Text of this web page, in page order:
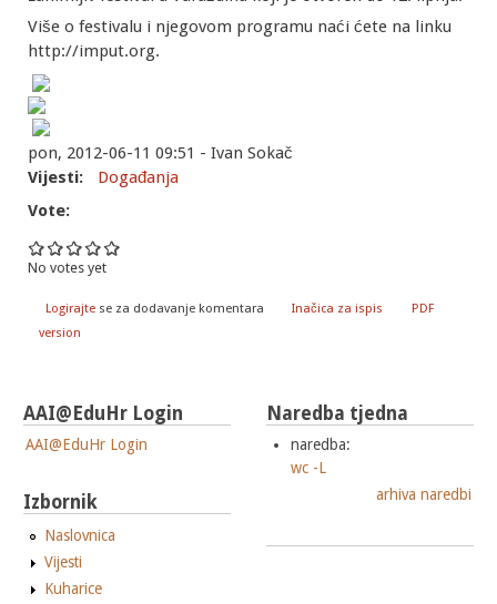
Više o festivalu i njegovom programu naći ćete na linku
http://imput.org.
pon, 2012-06-11 09:51 - Ivan Sokač
Vijesti:
Događanja
Vote:
No votes yet
Logirajtese za dodavanje komentara Inačica za ispis
PDF
version
AAI@EduHr Login
AAI@EduHr Login
Izbornik
Naslovnica
Vijesti
Kuharice
Naredba tjedna
naredba:
wc -L
arhiva naredbi